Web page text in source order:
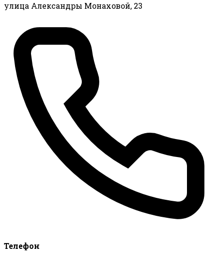
улица Александры Монаховой, 23
Телефон